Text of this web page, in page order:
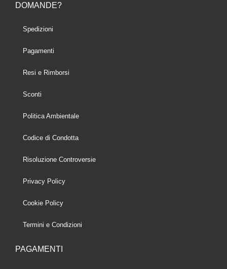
DOMANDE?
Spedizioni
Pagamenti
Resi e Rimborsi
Sconti
Politica Ambientale
Codice di Condotta
Risoluzione Controversie
Privacy Policy
Cookie Policy
Termini e Condizioni
PAGAMENTI